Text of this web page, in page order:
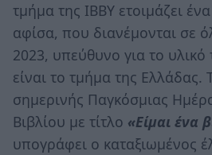
τμήμα της IBBY ετοιμάζει
αφίσα, που διανέμονται σε
2023, υπεύθυνο για το
είναι το τμήμα της Ελλάδας.
σημερινής Παγκόσμιας
Βιβλίου με τίτλο «Είμαι ένα
υπογράφει ο καταξιωμένος